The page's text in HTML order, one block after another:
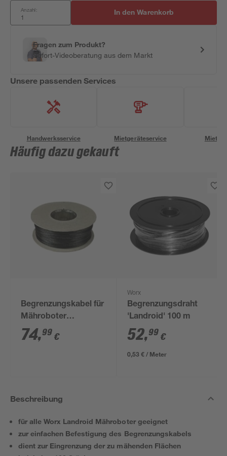
Anzahl: In den Warenkorb
Fragen zum Produkt?
Sofort-Videoberatung aus dem Markt
Unsere passenden Services
Handwerksservice Mietgeräteservice
Häufig dazu gekauft
Begrenzungskabel für
Mähroboter
'Landroid'
74,99 €
Worx
Begrenzungsdraht
'Landroid' 100 m
52,99 €
0,53 € / Meter
Beschreibung
für alle Worx Landroid Mähroboter geeignet
zur einfachen Befestigung des Begrenzungskabels
dient zur Eingrenzung der zu mähenden Flächen